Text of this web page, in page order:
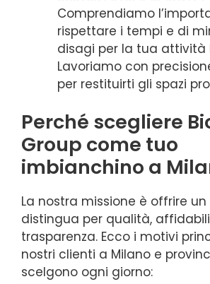
Comprendiamo
rispettare i tempi e di
disagi per la tua attività
Lavoriamo con
per restituirti gli spazi
Perché scegliere
Group come tuo
imbianchino a
La nostra missione è offrire un
distingua per qualità,
trasparenza. Ecco i motivi
nostri clienti a Milano e
scelgono ogni giorno: